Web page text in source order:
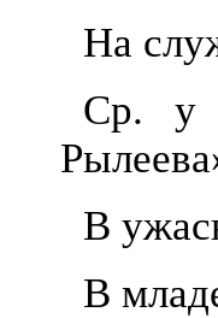
На
Ср.
В
В